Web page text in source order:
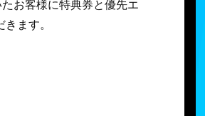
お客様に特典券と優先エ
ます。